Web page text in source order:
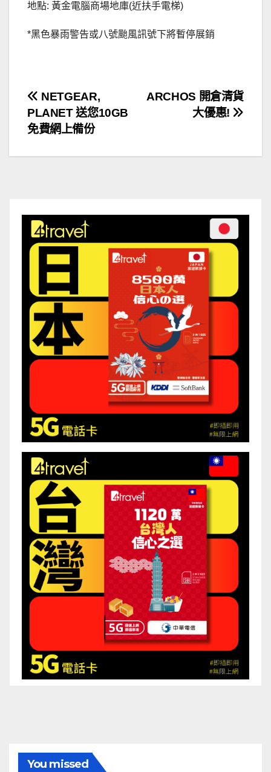
地點: 黃金電腦商場地庫(近扶手電梯)
*黑色暴雨警告或八號颱風訊號下將暫停展銷
文
章
導
ARCHOS 開倉清貨
大優惠!
NETGEAR,
PLANET 送您10GB
免費網上備份
You missed